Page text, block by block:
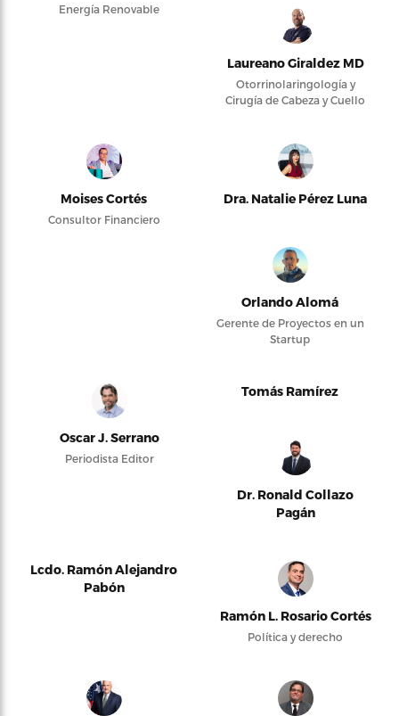
Energía Renovable
Laureano Giraldez MD
Otorrinolaringología y
Cirugía de Cabeza y Cuello
Moises Cortés
Consultor Financiero
Dra. Natalie Pérez Luna
Orlando Alomá
Gerente de Proyectos en un
Startup
Oscar J. Serrano
Periodista Editor
Tomás Ramírez
Dr. Ronald Collazo
Pagán
Lcdo. Ramón Alejandro
Pabón
Ramón L. Rosario Cortés
Política y derecho